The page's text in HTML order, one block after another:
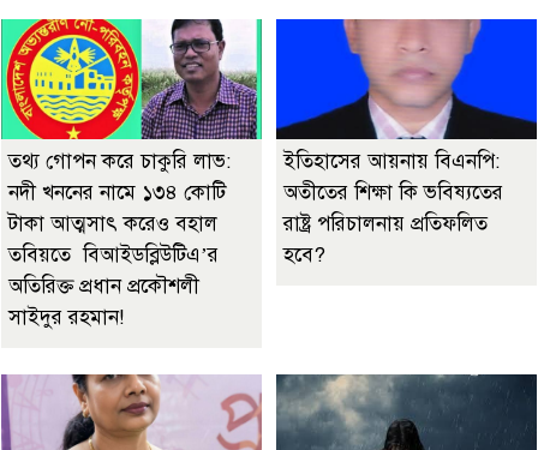
তথ্য গোপন করে চাকুরি লাভ:
নদী খননের নামে ১৩৪ কোটি
টাকা আত্মসাৎ করেও বহাল
তবিয়তে বিআইডব্লিউটিএ’র
অতিরিক্ত প্রধান প্রকৌশলী
সাইদুর রহমান!
ইতিহাসের আয়নায় বিএনপি:
অতীতের শিক্ষা কি ভবিষ্যতের
রাষ্ট্র পরিচালনায় প্রতিফলিত
হবে?